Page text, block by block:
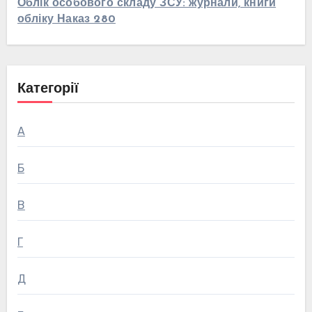
Облік особового складу ЗСУ: журнали, книги
обліку Наказ 280
Категорії
А
Б
В
Г
Д